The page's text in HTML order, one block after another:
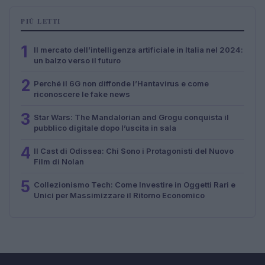
PIÙ LETTI
1
Il mercato dell’intelligenza artificiale in Italia nel 2024:
un balzo verso il futuro
2 Perché il 6G non diffonde l’Hantavirus e come
riconoscere le fake news
3 Star Wars: The Mandalorian and Grogu conquista il
pubblico digitale dopo l’uscita in sala
4 Il Cast di Odissea: Chi Sono i Protagonisti del Nuovo
Film di Nolan
5 Collezionismo Tech: Come Investire in Oggetti Rari e
Unici per Massimizzare il Ritorno Economico